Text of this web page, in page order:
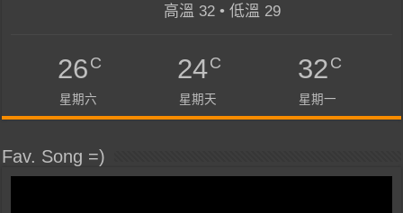
高溫 32 • 低溫 29
26C
星期六
24C
星期天
32C
星期一
Fav. Song =)